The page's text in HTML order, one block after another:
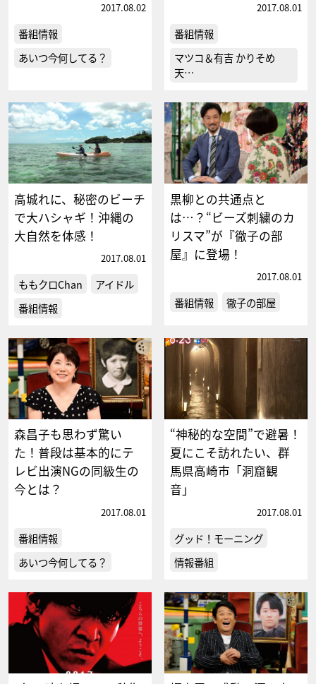
2017.08.02
番組情報
あいつ今何してる？
2017.08.01
番組情報
マツコ＆有吉 かりそめ
天…
高城れに、秘密のビーチ
で大ハシャギ！沖縄の
大自然を体感！
2017.08.01
ももクロChan
アイドル
番組情報
黒柳との共通点と
は…？“ビーズ刺繍のカ
リスマ”が『徹子の部
屋』に登場！
2017.08.01
番組情報 徹子の部屋
森昌子も思わず驚い
た！普段は基本的にテ
レビ出演NGの同級生の
今とは？
2017.08.01
番組情報
あいつ今何してる？
“神秘的な空間”で避暑！
夏にこそ訪れたい、群
馬県高崎市「洞窟観
音」
2017.08.01
グッド！モーニング
情報番組